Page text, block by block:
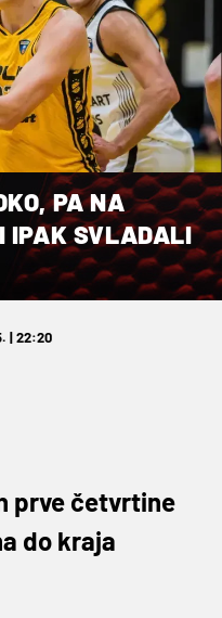
PA NA
IPAK SVLADALI
| 22:20
prve četvrtine
do kraja